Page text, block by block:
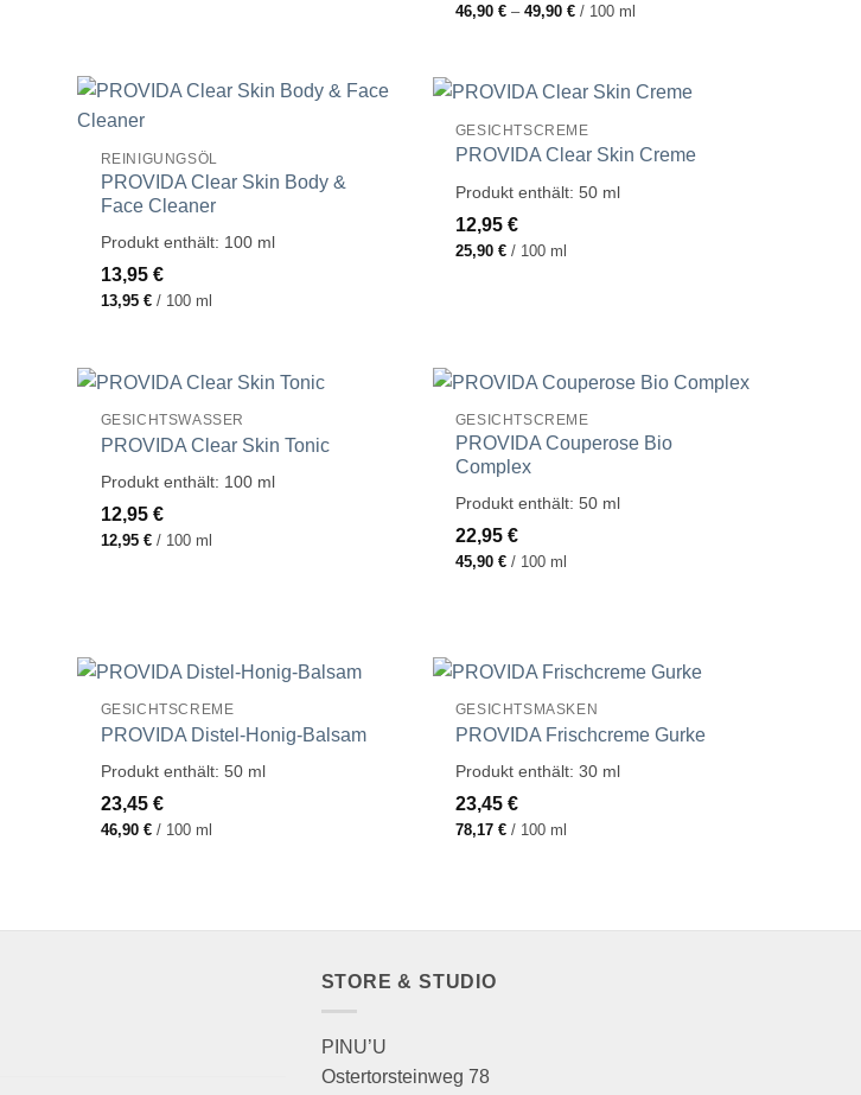
46,90 €– 49,90 €/ 100 ml
REINIGUNGSÖL
PROVIDA Clear Skin Body &
Face Cleaner
Produkt enthält: 100 ml
13,95 €
13,95 €/ 100 ml
GESICHTSCREME
PROVIDA Clear Skin Creme
Produkt enthält: 50 ml
12,95 €
25,90 €/ 100 ml
GESICHTSWASSER
PROVIDA Clear Skin Tonic
Produkt enthält: 100 ml
12,95 €
12,95 €/ 100 ml
GESICHTSCREME
PROVIDA Couperose Bio
Complex
Produkt enthält: 50 ml
22,95 €
45,90 €/ 100 ml
GESICHTSCREME
PROVIDA Distel-Honig-Balsam
Produkt enthält: 50 ml
23,45 €
46,90 €/ 100 ml
GESICHTSMASKEN
PROVIDA Frischcreme Gurke
Produkt enthält: 30 ml
23,45 €
78,17 €/ 100 ml
STORE & STUDIO
PINU’U
Ostertorsteinweg 78